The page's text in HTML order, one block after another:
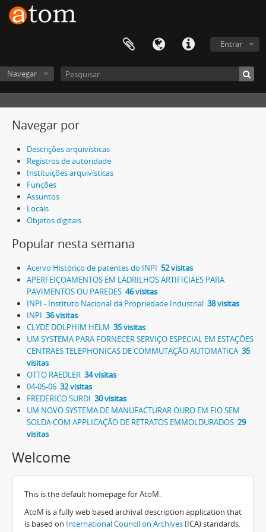
Entrar
Navegar
Navegar por
Descrições arquivísticas
Registros de autoridade
Instituições arquivísticas
Funções
Assuntos
Locais
Objetos digitais
Popular nesta semana
Acervo Histórico de patentes do INPI 52 visitas
APERFEIÇOAMENTOS EM LADRILHOS ARTIFICIAES PARA
PAVIMENTOS OU PAREDES 46 visitas
INPI - Instituto Nacional da Propriedade Industrial 38 visitas
INPI 36 visitas
CLYDE DOLPHIM HELM 35 visitas
UM SYSTEMA PARA FORNECER SERVIÇO ESPECIAL EM ESTAÇÕES
CENTRAES TELEPHONICAS DE COMMUTAÇÃO AUTOMATICA 35
visitas
OTTO RAEDLER 34 visitas
04-05-06 32 visitas
FREDERICO SURDI 30 visitas
UM NOVO SYSTEMA DE MANUFACTURAR OURO EM FIO SEM
SOLDA COM APPLICAÇÃO DE RETRATOS EMMOLDURADOS 29
visitas
Welcome
This is the default homepage for AtoM.
AtoM is a fully web based archival description application that
is based on International Council on Archives(ICA) standards.